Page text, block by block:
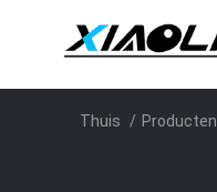
Thuis / Producten